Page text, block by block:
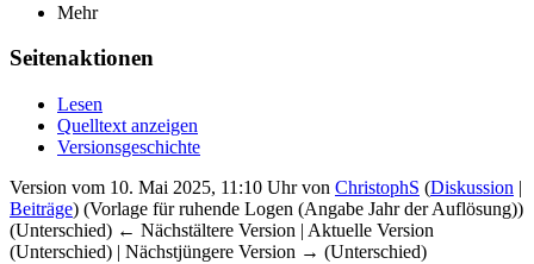
Mehr
Seitenaktionen
Lesen
Quelltext anzeigen
Versionsgeschichte
Version vom 10. Mai 2025, 11:10 Uhr von ChristophS (Diskussion |
Beiträge) (Vorlage für ruhende Logen (Angabe Jahr der Auflösung))
(Unterschied) ← Nächstältere Version | Aktuelle Version
(Unterschied) | Nächstjüngere Version → (Unterschied)